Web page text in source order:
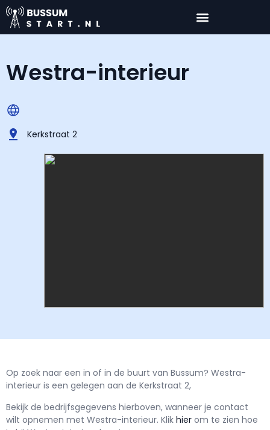
Westra-interieur
Kerkstraat 2
Op zoek naar een in of in de buurt van Bussum? Westra-
interieur is een gelegen aan de Kerkstraat 2,
Bekijk de bedrijfsgegevens hierboven, wanneer je contact
wilt opnemen met Westra-interieur. Klik hier om te zien hoe